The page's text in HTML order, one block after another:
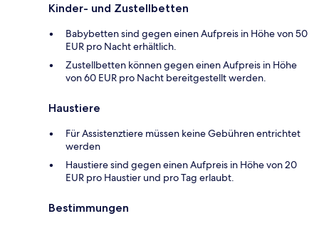
Kinder- und Zustellbetten
Babybetten sind gegen einen Aufpreis in Höhe von 50
EUR pro Nacht erhältlich.
Zustellbetten können gegen einen Aufpreis in Höhe
von 60 EUR pro Nacht bereitgestellt werden.
Haustiere
Für Assistenztiere müssen keine Gebühren entrichtet
werden
Haustiere sind gegen einen Aufpreis in Höhe von 20
EUR pro Haustier und pro Tag erlaubt.
Bestimmungen